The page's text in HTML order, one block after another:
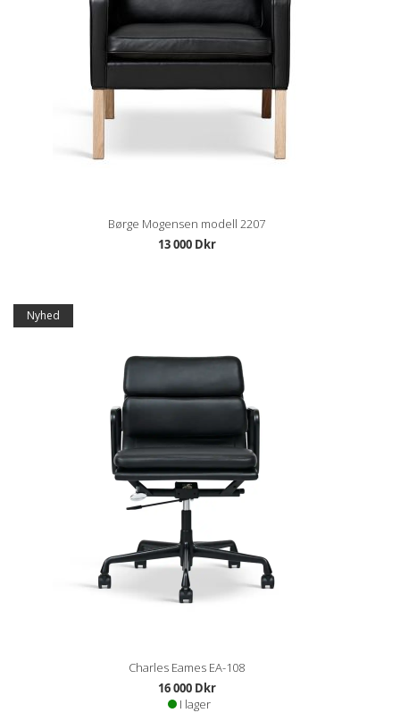
Børge Mogensen modell 2207
13 000 Dkr
Nyhed
Charles Eames EA-108
16 000 Dkr
I lager